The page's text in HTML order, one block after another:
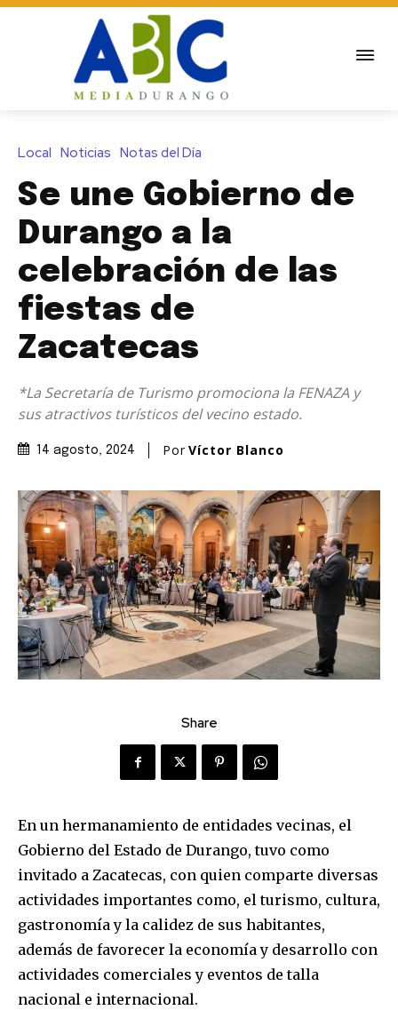
Local Noticias Notas del Día
Se une Gobierno de
Durango a la
celebración de las
fiestas de
Zacatecas
*La Secretaría de Turismo promociona la FENAZA y
sus atractivos turísticos del vecino estado.
14 agosto, 2024 PorVíctor Blanco
Share
En un hermanamiento de entidades vecinas, el
Gobierno del Estado de Durango, tuvo como
invitado a Zacatecas, con quien comparte diversas
actividades importantes como, el turismo, cultura,
gastronomía y la calidez de sus habitantes,
además de favorecer la economía y desarrollo con
actividades comerciales y eventos de talla
nacional e internacional.